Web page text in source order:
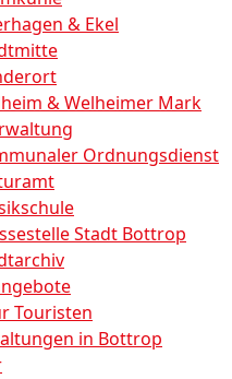
& Ekel
& Welheimer Mark
Ordnungsdienst
Stadt Bottrop
Touristen
in Bottrop